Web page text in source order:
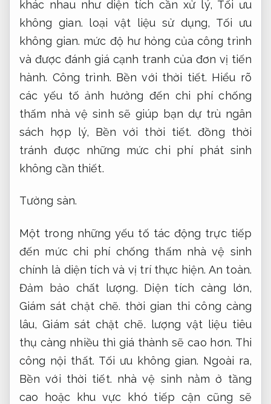
khác nhau như diện tích cần xử lý, Tối ưu
không gian. loại vật liệu sử dụng, Tối ưu
không gian. mức độ hư hỏng của công trình
và được đánh giá cạnh tranh của đơn vị tiến
hành. Công trình. Bền với thời tiết. Hiểu rõ
các yếu tố ảnh hưởng đến chi phí chống
thấm nhà vệ sinh sẽ giúp bạn dự trù ngân
sách hợp lý, Bền với thời tiết. đồng thời
tránh được những mức chi phí phát sinh
không cần thiết.
Tường sàn.
Một trong những yếu tố tác động trực tiếp
đến mức chi phí chống thấm nhà vệ sinh
chính là diện tích và vị trí thực hiện. An toàn.
Đảm bảo chất lượng. Diện tích càng lớn,
Giám sát chặt chẽ. thời gian thi công càng
lâu,Giám sát chặt chẽ. lượng vật liệu tiêu
thụ càng nhiều thì giá thành sẽ cao hơn. Thi
công nội thất. Tối ưu không gian. Ngoài ra,
Bền với thời tiết. nhà vệ sinh nằm ở tầng
cao hoặc khu vực khó tiếp cận cũng sẽ